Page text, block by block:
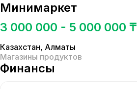
Минимаркет
3 000 000 - 5 000 000 ₸
Казахстан, Алматы
Магазины продуктов
Финансы